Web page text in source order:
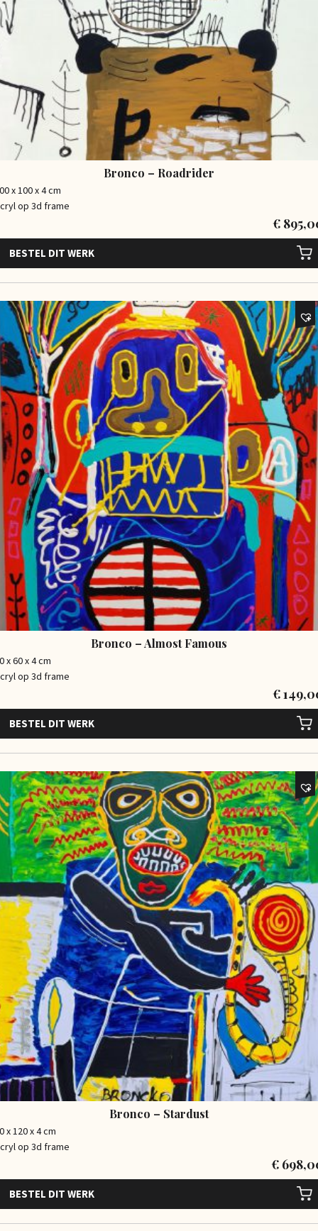
Bronco – Roadrider
x 100 x 4 cm
op 3d frame
€
BESTEL DIT WERK
Bronco – Almost Famous
x 60 x 4 cm
op 3d frame
€
BESTEL DIT WERK
Bronco – Stardust
x 120 x 4 cm
op 3d frame
€
BESTEL DIT WERK